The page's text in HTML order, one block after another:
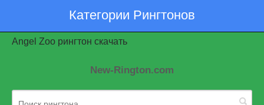
Категории Рингтонов
Angel Zoo рингтон скачать
New-Rington.com